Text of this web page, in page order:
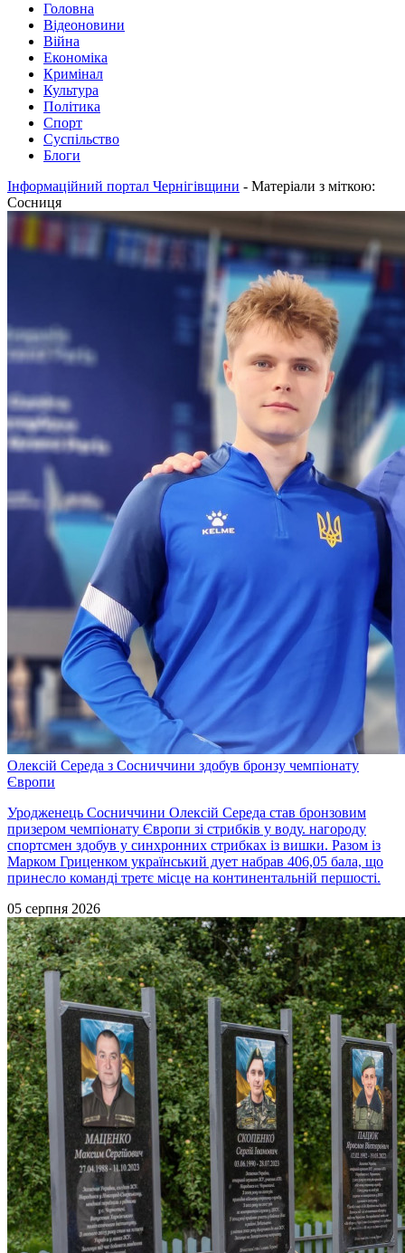
Головна
Відеоновини
Війна
Економіка
Кримінал
Культура
Політика
Спорт
Суспільство
Блоги
Інформаційний портал Чернігівщини - Матеріали з міткою:
Сосниця
Олексій Середа з Сосниччини здобув бронзу чемпіонату
Європи
Уродженець Сосниччини Олексій Середа став бронзовим
призером чемпіонату Європи зі стрибків у воду. нагороду
спортсмен здобув у синхронних стрибках із вишки. Разом із
Марком Гриценком український дует набрав 406,05 бала, що
принесло команді третє місце на континентальній першості.
05 серпня 2026